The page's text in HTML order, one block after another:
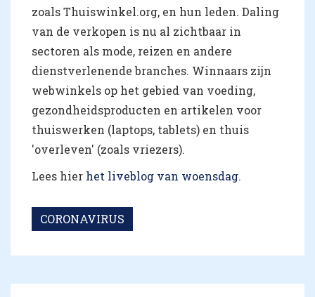
zoals Thuiswinkel.org, en hun leden. Daling
van de verkopen is nu al zichtbaar in
sectoren als mode, reizen en andere
dienstverlenende branches. Winnaars zijn
webwinkels op het gebied van voeding,
gezondheidsproducten en artikelen voor
thuiswerken (laptops, tablets) en thuis
'overleven' (zoals vriezers).
Lees hier het liveblog van woensdag.
CORONAVIRUS